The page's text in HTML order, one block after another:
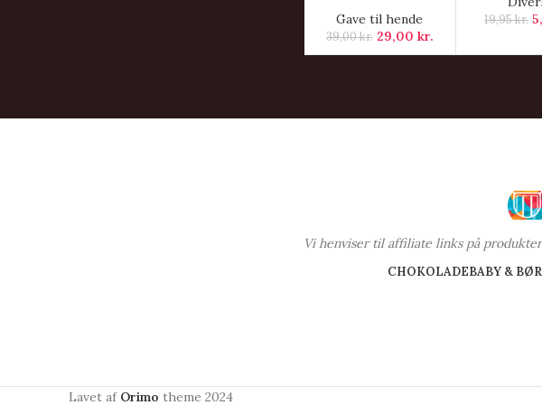
Gave til hende
39,00kr. 29,00 kr.
19,95kr.
Vi henviser til affiliate links på
CHOKOLADEBABY &
Lavet af Orimo theme 2024